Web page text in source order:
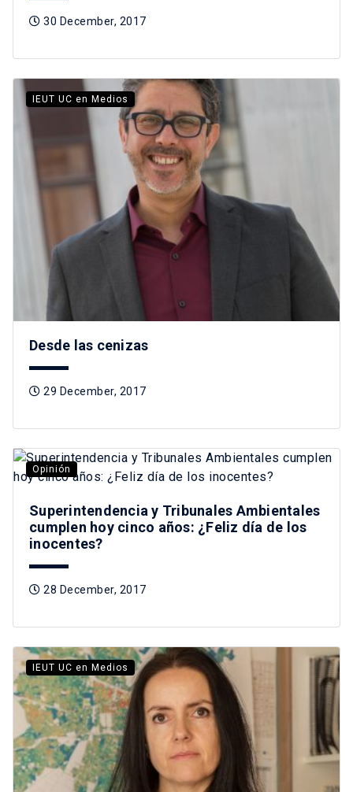
30 December, 2017
IEUT UC en Medios
Desde las cenizas
29 December, 2017
Opinión
Superintendencia y Tribunales Ambientales
cumplen hoy cinco años: ¿Feliz día de los
inocentes?
28 December, 2017
IEUT UC en Medios